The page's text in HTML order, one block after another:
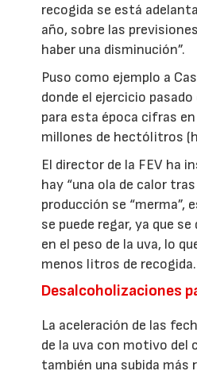
recogida se está
año, sobre las
haber una disminución”.
Puso como ejemplo a
donde el ejercicio
para esta época cifras
millones de hectólitros
El director de la FEV ha
hay “una ola de calor
producción se “merma”,
se puede regar, ya que
en el peso de la uva, lo
menos litros de recogida.
Desalcoholizaciones
La aceleración de las
de la uva con motivo del
también una subida más